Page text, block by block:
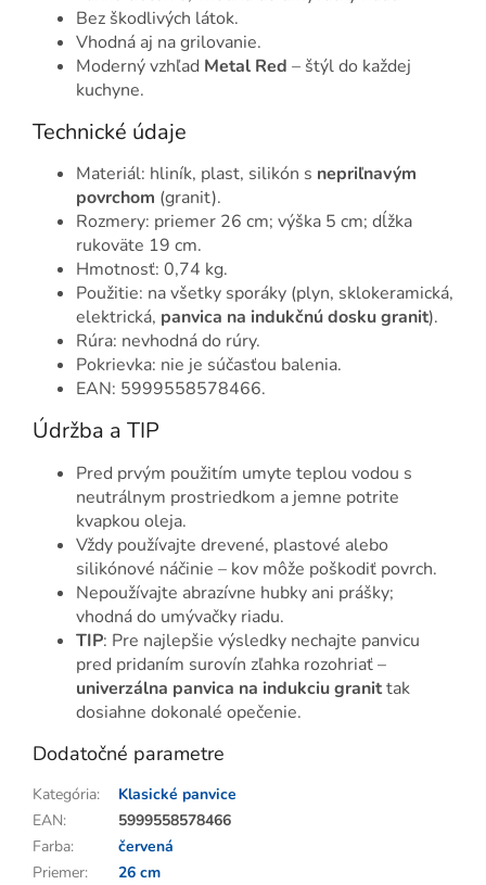
Bez škodlivých látok.
Vhodná aj na grilovanie.
Moderný vzhľad Metal Red – štýl do každej
kuchyne.
Technické údaje
Materiál: hliník, plast, silikón s nepriľnavým
povrchom (granit).
Rozmery: priemer 26 cm; výška 5 cm; dĺžka
rukoväte 19 cm.
Hmotnosť: 0,74 kg.
Použitie: na všetky sporáky (plyn, sklokeramická,
elektrická, panvica na indukčnú dosku granit).
Rúra: nevhodná do rúry.
Pokrievka: nie je súčasťou balenia.
EAN: 5999558578466.
Údržba a TIP
Pred prvým použitím umyte teplou vodou s
neutrálnym prostriedkom a jemne potrite
kvapkou oleja.
Vždy používajte drevené, plastové alebo
silikónové náčinie – kov môže poškodiť povrch.
Nepoužívajte abrazívne hubky ani prášky;
vhodná do umývačky riadu.
TIP: Pre najlepšie výsledky nechajte panvicu
pred pridaním surovín zľahka rozohriať –
univerzálna panvica na indukciu granittak
dosiahne dokonalé opečenie.
Dodatočné parametre
Kategória:
Klasické panvice
EAN:
5999558578466
Farba:
červená
Priemer:
26 cm